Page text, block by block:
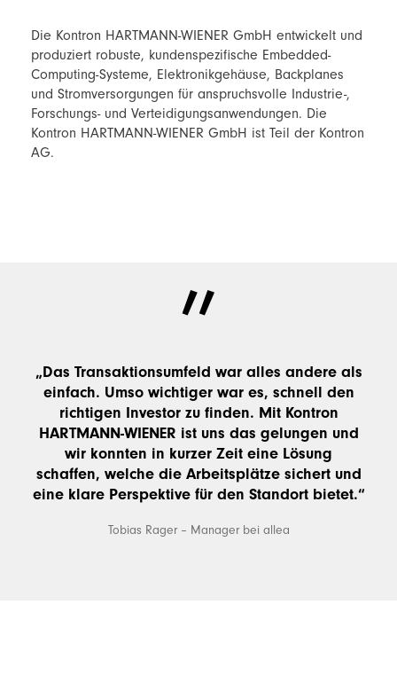
Die Kontron HARTMANN-WIENER GmbH entwickelt und
produziert robuste, kundenspezifische Embedded-
Computing-Systeme, Elektronikgehäuse, Backplanes
und Stromversorgungen für anspruchsvolle Industrie-,
Forschungs- und Verteidigungsanwendungen. Die
Kontron HARTMANN-WIENER GmbH ist Teil der Kontron
AG.
„Das Transaktionsumfeld war alles andere als
einfach. Umso wichtiger war es, schnell den
richtigen Investor zu finden. Mit Kontron
HARTMANN-WIENER ist uns das gelungen und
wir konnten in kurzer Zeit eine Lösung
schaffen, welche die Arbeitsplätze sichert und
eine klare Perspektive für den Standort bietet.“
Tobias Rager – Manager bei allea